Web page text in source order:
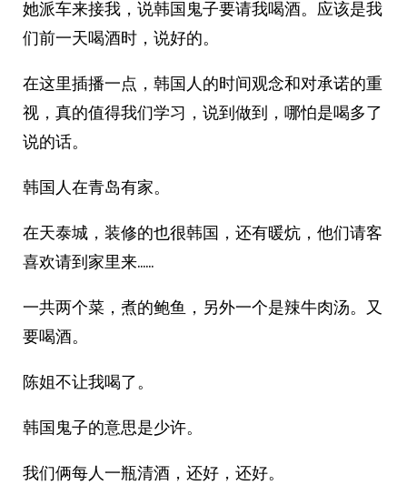
她派车来接我，说韩国鬼子要请我喝酒。应该是我
们前一天喝酒时，说好的。
在这里插播一点，韩国人的时间观念和对承诺的重
视，真的值得我们学习，说到做到，哪怕是喝多了
说的话。
韩国人在青岛有家。
在天泰城，装修的也很韩国，还有暖炕，他们请客
喜欢请到家里来……
一共两个菜，煮的鲍鱼，另外一个是辣牛肉汤。又
要喝酒。
陈姐不让我喝了。
韩国鬼子的意思是少许。
我们俩每人一瓶清酒，还好，还好。